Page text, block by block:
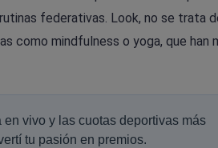
federativas. Look, no se trata
como mindfulness o yoga, que han
vivo y las cuotas deportivas más
tu pasión en premios.